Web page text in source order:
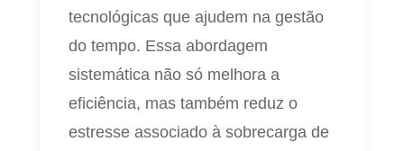
tecnológicas que ajudem na gestão
do tempo. Essa abordagem
sistemática não só melhora a
eficiência, mas também reduz o
estresse associado à sobrecarga de